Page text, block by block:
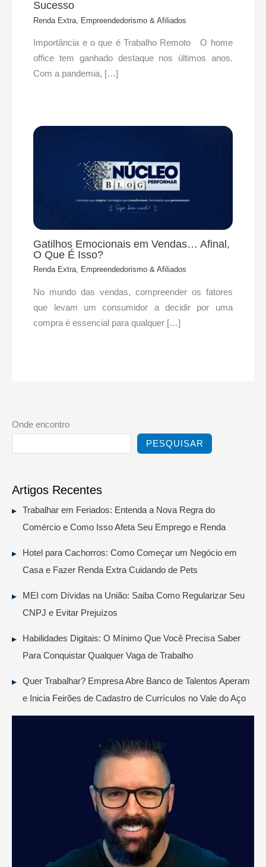
Sucesso
Renda Extra, Empreendedorismo & Afiliados
Importância e o que é Trabalho Remoto O home
office tem ganhado destaque nos últimos anos.
Com a pandemia, […]
Gatilhos Emocionais em Vendas… Afinal,
O Que É Isso?
Renda Extra, Empreendedorismo & Afiliados
No mundo das vendas, compreender os fatores
que levam um consumidor a decidir por uma
compra é essencial para qualquer […]
Onde encontro
PESQUISAR
Artigos Recentes
Trabalhar em Feriados: Entenda a Nova Regra do
Comércio e Como Isso Afeta Seu Emprego e Renda
Hotel para Cachorros: Como Começar um Negócio em
Casa e Fazer Renda Extra Cuidando de Pets
MEI com Dívidas na União: Saiba Como Regularizar Seu
CNPJ e Evitar Prejuízos
Habilidades Digitais: O Mínimo Que Você Precisa Saber
Para Conquistar Qualquer Vaga de Trabalho
Quer Trabalhar? Empresa Abre Banco de Talentos Aperam
e Inicia Feirões de Cadastro de Currículos no Vale do Aço